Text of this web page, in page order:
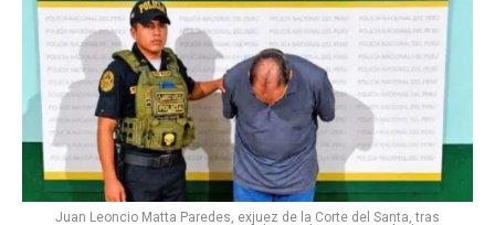
Juan Leoncio Matta Paredes, exjuez de la Corte del Santa, tras